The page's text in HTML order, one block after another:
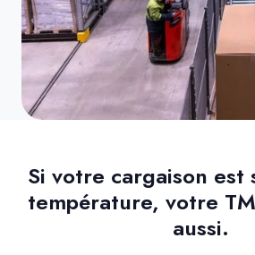
Si votre cargaison est
température, votre
aussi.